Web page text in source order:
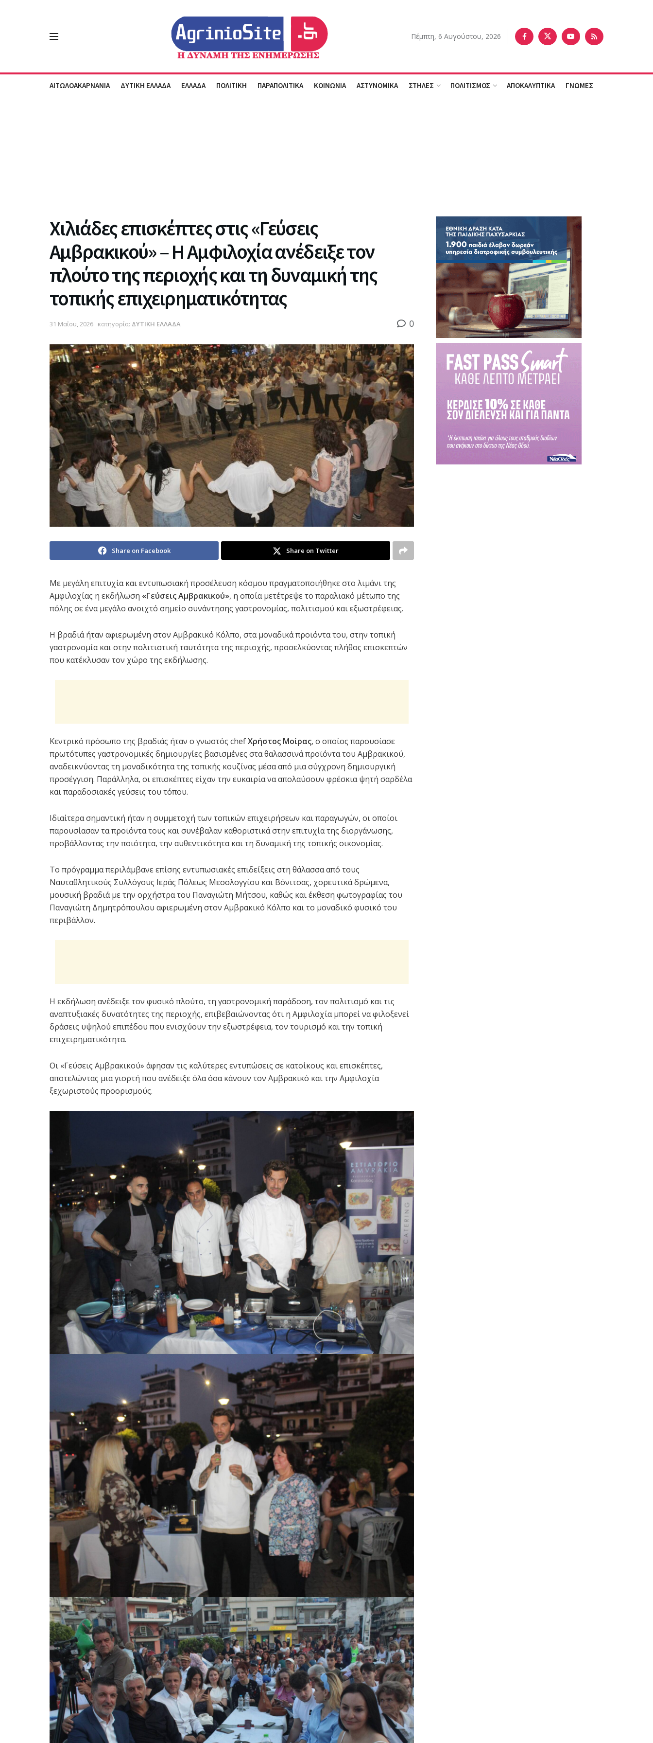
Πέμπτη, 6 Αυγούστου, 2026
ΑΙΤΩΛΟΑΚΑΡΝΑΝΙΑ ΔΥΤΙΚΗ ΕΛΛΑΔΑ ΕΛΛΑΔΑ ΠΟΛΙΤΙΚΗ ΠΑΡΑΠΟΛΙΤΙΚΑ ΚΟΙΝΩΝΙΑ ΑΣΤΥΝΟΜΙΚΑ ΣΤΗΛΕΣ ΠΟΛΙΤΙΣΜΟΣ ΑΠΟΚΑΛΥΠΤΙΚΑ ΓΝΩΜΕΣ
Χιλιάδες επισκέπτες στις «Γεύσεις
Αμβρακικού» – Η Αμφιλοχία ανέδειξε τον
πλούτο της περιοχής και τη δυναμική της
τοπικής επιχειρηματικότητας
31 Μαΐου, 2026 κατηγορία: ΔΥΤΙΚΗ ΕΛΛΑΔΑ 0
Share on Facebook Share on Twitter
Με μεγάλη επιτυχία και εντυπωσιακή προσέλευση κόσμου πραγματοποιήθηκε στο λιμάνι της
Αμφιλοχίας η εκδήλωση «Γεύσεις Αμβρακικού», η οποία μετέτρεψε το παραλιακό μέτωπο της
πόλης σε ένα μεγάλο ανοιχτό σημείο συνάντησης γαστρονομίας, πολιτισμού και εξωστρέφειας.
Η βραδιά ήταν αφιερωμένη στον Αμβρακικό Κόλπο, στα μοναδικά προϊόντα του, στην τοπική
γαστρονομία και στην πολιτιστική ταυτότητα της περιοχής, προσελκύοντας πλήθος επισκεπτών
που κατέκλυσαν τον χώρο της εκδήλωσης.
Κεντρικό πρόσωπο της βραδιάς ήταν ο γνωστός chefΧρήστος Μοίρας, ο οποίος παρουσίασε
πρωτότυπες γαστρονομικές δημιουργίες βασισμένες στα θαλασσινά προϊόντα του Αμβρακικού,
αναδεικνύοντας τη μοναδικότητα της τοπικής κουζίνας μέσα από μια σύγχρονη δημιουργική
προσέγγιση. Παράλληλα, οι επισκέπτες είχαν την ευκαιρία να απολαύσουν φρέσκια ψητή σαρδέλα
και παραδοσιακές γεύσεις του τόπου.
Ιδιαίτερα σημαντική ήταν η συμμετοχή των τοπικών επιχειρήσεων και παραγωγών, οι οποίοι
παρουσίασαν τα προϊόντα τους και συνέβαλαν καθοριστικά στην επιτυχία της διοργάνωσης,
προβάλλοντας την ποιότητα, την αυθεντικότητα και τη δυναμική της τοπικής οικονομίας.
Το πρόγραμμα περιλάμβανε επίσης εντυπωσιακές επιδείξεις στη θάλασσα από τους
Ναυταθλητικούς Συλλόγους Ιεράς Πόλεως Μεσολογγίου και Βόνιτσας, χορευτικά δρώμενα,
μουσική βραδιά με την ορχήστρα του Παναγιώτη Μήτσου, καθώς και έκθεση φωτογραφίας του
Παναγιώτη Δημητρόπουλου αφιερωμένη στον Αμβρακικό Κόλπο και το μοναδικό φυσικό του
περιβάλλον.
Η εκδήλωση ανέδειξε τον φυσικό πλούτο, τη γαστρονομική παράδοση, τον πολιτισμό και τις
αναπτυξιακές δυνατότητες της περιοχής, επιβεβαιώνοντας ότι η Αμφιλοχία μπορεί να φιλοξενεί
δράσεις υψηλού επιπέδου που ενισχύουν την εξωστρέφεια, τον τουρισμό και την τοπική
επιχειρηματικότητα.
Οι «Γεύσεις Αμβρακικού» άφησαν τις καλύτερες εντυπώσεις σε κατοίκους και επισκέπτες,
αποτελώντας μια γιορτή που ανέδειξε όλα όσα κάνουν τον Αμβρακικό και την Αμφιλοχία
ξεχωριστούς προορισμούς.